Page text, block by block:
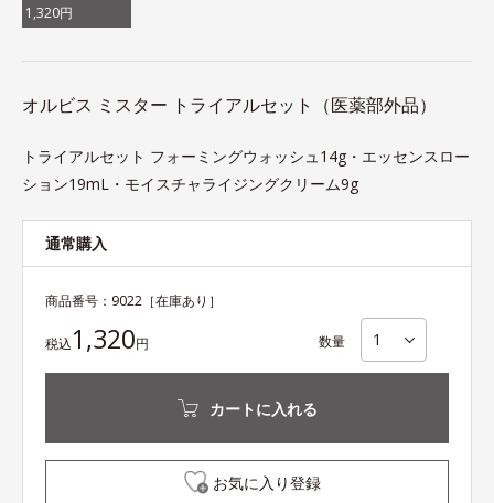
品）
1,320円
オルビス ミスター トライアルセット（医薬部外品）
トライアルセット フォーミングウォッシュ14g・エッセンスロー
ション19mL・モイスチャライジングクリーム9g
通常購入
商品番号： 9022 ［在庫あり］
税込1,320円 数量
カートに入れる
お気に入り登録